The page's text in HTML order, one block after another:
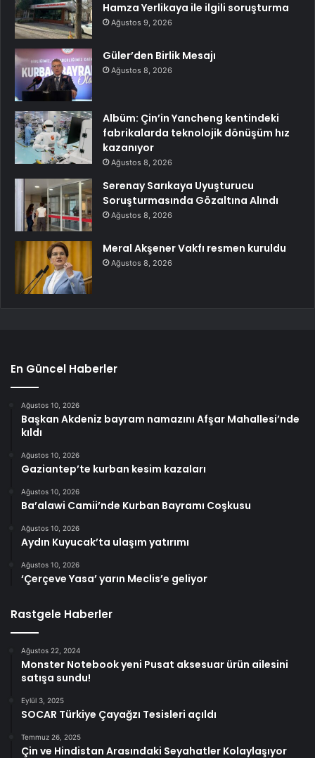
Hamza Yerlikaya ile ilgili soruşturma
Ağustos 9, 2026
Güler’den Birlik Mesajı
Ağustos 8, 2026
Albüm: Çin’in Yancheng kentindeki
fabrikalarda teknolojik dönüşüm hız
kazanıyor
Ağustos 8, 2026
Serenay Sarıkaya Uyuşturucu
Soruşturmasında Gözaltına Alındı
Ağustos 8, 2026
Meral Akşener Vakfı resmen kuruldu
Ağustos 8, 2026
En Güncel Haberler
Ağustos 10, 2026
Başkan Akdeniz bayram namazını Afşar Mahallesi’nde
kıldı
Ağustos 10, 2026
Gaziantep’te kurban kesim kazaları
Ağustos 10, 2026
Ba’alawi Camii’nde Kurban Bayramı Coşkusu
Ağustos 10, 2026
Aydın Kuyucak’ta ulaşım yatırımı
Ağustos 10, 2026
‘Çerçeve Yasa’ yarın Meclis’e geliyor
Rastgele Haberler
Ağustos 22, 2024
Monster Notebook yeni Pusat aksesuar ürün ailesini
satışa sundu!
Eylül 3, 2025
SOCAR Türkiye Çayağzı Tesisleri açıldı
Temmuz 26, 2025
Çin ve Hindistan Arasındaki Seyahatler Kolaylaşıyor